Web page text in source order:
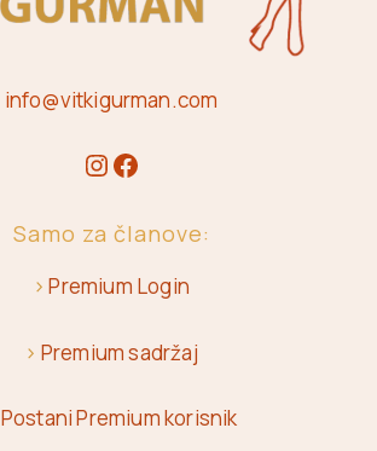
info@vitkigurman.com
Samo za članove:
>Premium Login
> Premium sadržaj
Postani Premium korisnik